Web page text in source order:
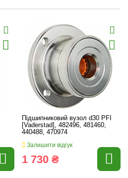
Підшипниковий вузол d30 PFI
[Vaderstad], 482496, 481460,
440488, 470974
Залишити відгук
1 730 ₴